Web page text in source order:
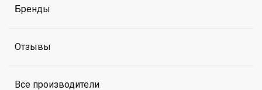
Бренды
Отзывы
Все производители